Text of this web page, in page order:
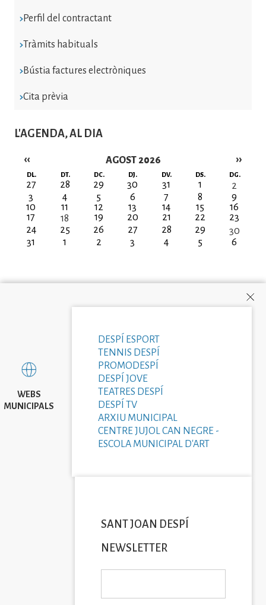
Perfil del contractant
Tràmits habituals
Bústia factures electròniques
Cita prèvia
L'AGENDA, AL DIA
AGOST 2026
Paginació
‹‹ ››
DL. DT. DC. DJ. DV. DS. DG.
27 28 29 30 31 1
2
3
4 5 6 7 8
9
10
11 12 13 14 15
16
17
18 19 20 21 22
23
24
25 26 27 28 29
30
31
1 2 3 4 5 6
WEBS
MUNICIPALS
DESPÍ ESPORT
TENNIS DESPÍ
PROMODESPÍ
DESPÍ JOVE
TEATRES DESPÍ
DESPÍ TV
ARXIU MUNICIPAL
CENTRE JUJOL CAN NEGRE -
ESCOLA MUNICIPAL D'ART
SANT JOAN DESPÍ
NEWSLETTER